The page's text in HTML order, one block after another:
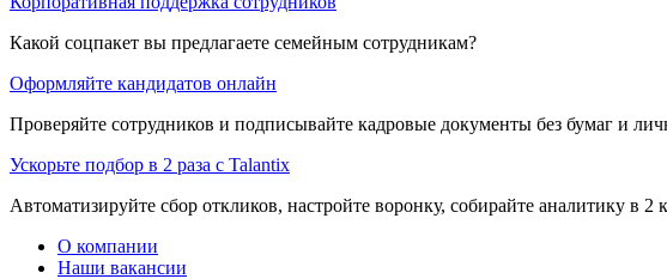
Какой соцпакет вы предлагаете семейным сотрудникам?
Оформляйте кандидатов онлайн
Проверяйте сотрудников и подписывайте кадровые документы без бумаг и
Ускорьте подбор в 2 раза с Talantix
Автоматизируйте сбор откликов, настройте воронку, собирайте аналитику в 2
О компании
Наши вакансии